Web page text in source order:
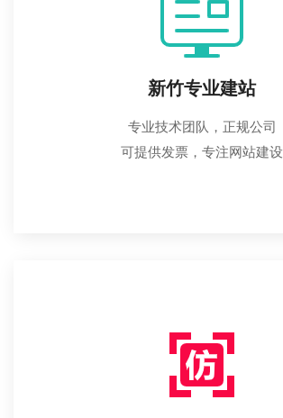
新竹专业建站
专业技术团队，正规公司
可提供发票，专注网站建设